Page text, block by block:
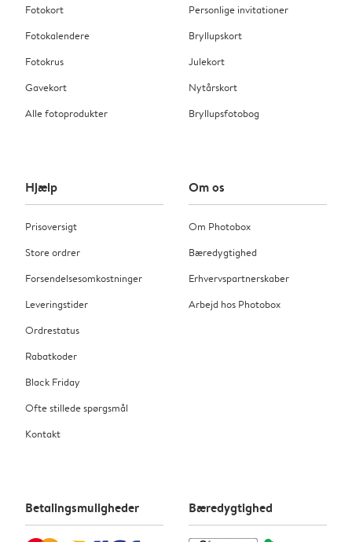
Fotokort
Fotokalendere
Fotokrus
Gavekort
Alle fotoprodukter
Personlige invitationer
Bryllupskort
Julekort
Nytårskort
Bryllupsfotobog
Hjælp
Prisoversigt
Store ordrer
Forsendelsesomkostninger
Leveringstider
Ordrestatus
Rabatkoder
Black Friday
Ofte stillede spørgsmål
Kontakt
Om os
Om Photobox
Bæredygtighed
Erhvervspartnerskaber
Arbejd hos Photobox
Betalingsmuligheder Bæredygtighed